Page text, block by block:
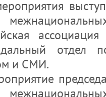
отдел
и СМИ.